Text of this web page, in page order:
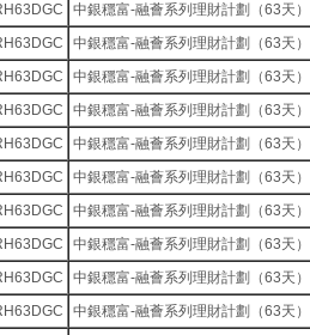
中銀穩富-融薈系列理財計劃（63天）
中銀穩富-融薈系列理財計劃（63天）
中銀穩富-融薈系列理財計劃（63天）
中銀穩富-融薈系列理財計劃（63天）
中銀穩富-融薈系列理財計劃（63天）
中銀穩富-融薈系列理財計劃（63天）
中銀穩富-融薈系列理財計劃（63天）
中銀穩富-融薈系列理財計劃（63天）
中銀穩富-融薈系列理財計劃（63天）
中銀穩富-融薈系列理財計劃（63天）